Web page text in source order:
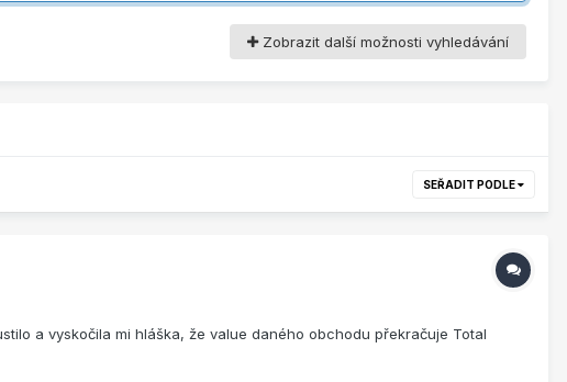
Zobrazit další možnosti vyhledávání
SEŘADIT PODLE
a vyskočila mi hláška, že value daného obchodu překračuje Total